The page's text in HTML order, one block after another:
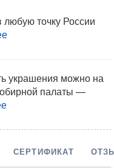
любую точку России
украшения можно на
палаты —
СЕРТИФИКАТ